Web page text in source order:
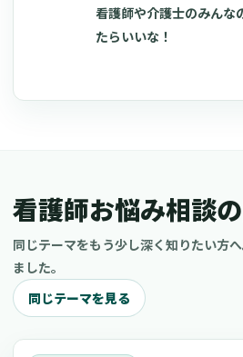
看護師や介護士のみんな
たらいいな！
看護師お悩み相談
同じテーマをもう少し深く知りたい方
ました。
同じテーマを見る